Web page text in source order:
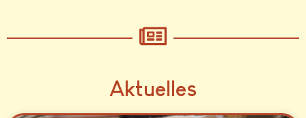
Aktuelles